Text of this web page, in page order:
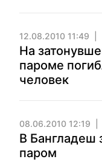
12.08.2010 11:49
На
пароме
человек
08.06.2010 12:19
В Бангладеш
паром